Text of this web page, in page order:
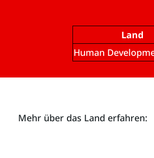
Land
Human
Mehr über das Land erfahren: